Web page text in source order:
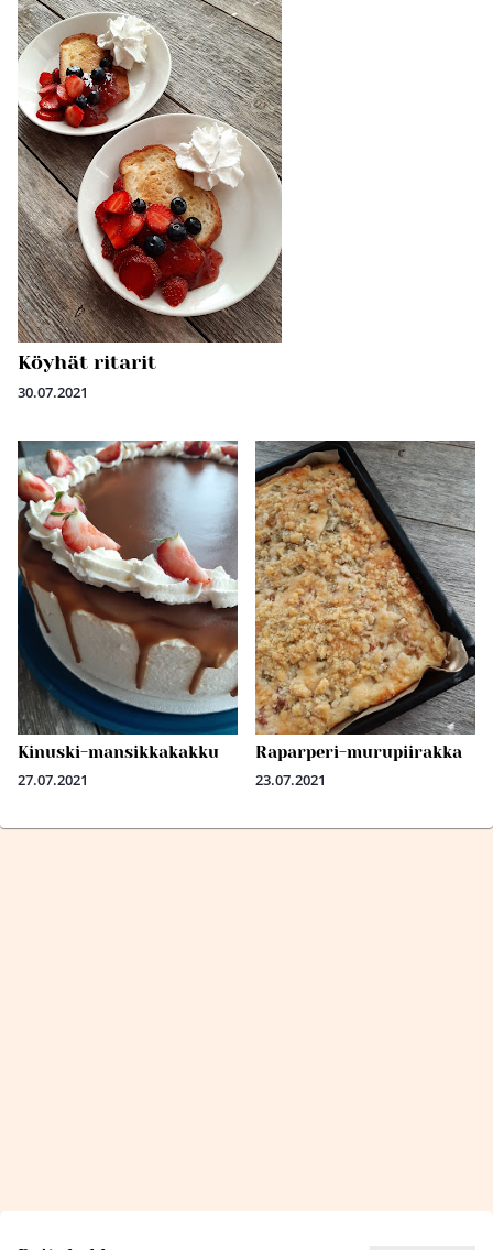
Köyhät ritarit
30.07.2021
Kinuski-mansikkakakku
27.07.2021
Raparperi-murupiirakka
23.07.2021